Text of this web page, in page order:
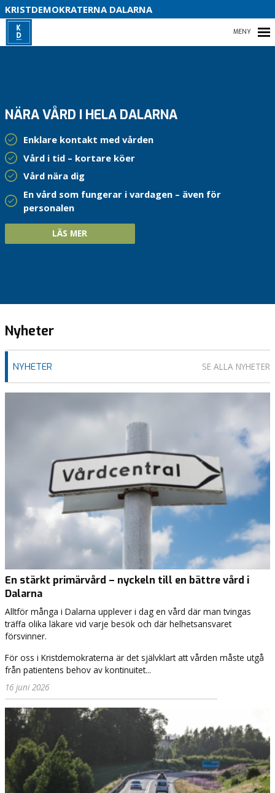
KRISTDEMOKRATERNA DALARNA
KOMMUN
REGION DALARNA
RIKSDAG
NÄRA VÅRD I HELA DALARNA
Enklare kontakt med vården
Vård i tid – kortare köer
Vård nära dig
En vård som fungerar i vardagen – även för
personalen
LÄS MER
Nyheter
NYHETER SE ALLA NYHETER
En stärkt primärvård – nyckeln till en bättre vård i
Dalarna
Alltför många i Dalarna upplever i dag en vård där man tvingas
träffa olika läkare vid varje besök och där helhetsansvaret
försvinner.
För oss i Kristdemokraterna är det självklart att vården måste utgå
från patientens behov av kontinuitet...
16 juni 2026